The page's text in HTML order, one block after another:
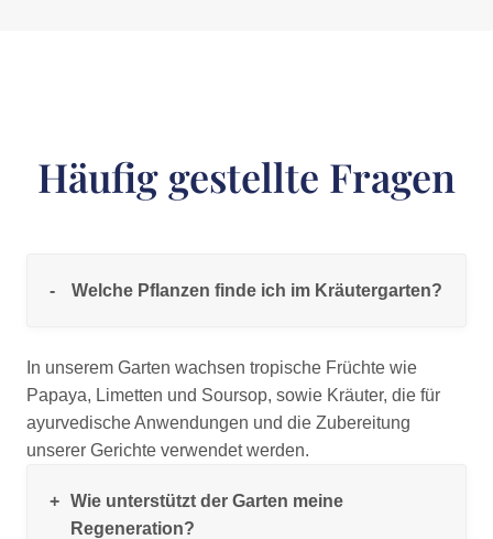
Häufig gestellte Fragen
Welche Pflanzen finde ich im Kräutergarten?
In unserem Garten wachsen tropische Früchte wie
Papaya, Limetten und Soursop, sowie Kräuter, die für
ayurvedische Anwendungen und die Zubereitung
unserer Gerichte verwendet werden.
Wie unterstützt der Garten meine
Regeneration?